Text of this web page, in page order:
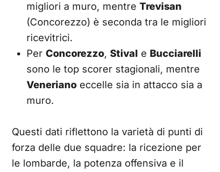
migliori a muro, mentre Trevisan
(Concorezzo) è seconda tra le migliori
ricevitrici.
Per Concorezzo, Stival e Bucciarelli
sono le top scorer stagionali, mentre
Veneriano eccelle sia in attacco sia a
muro.
Questi dati riflettono la varietà di punti di
forza delle due squadre: la ricezione per
le lombarde, la potenza offensiva e il